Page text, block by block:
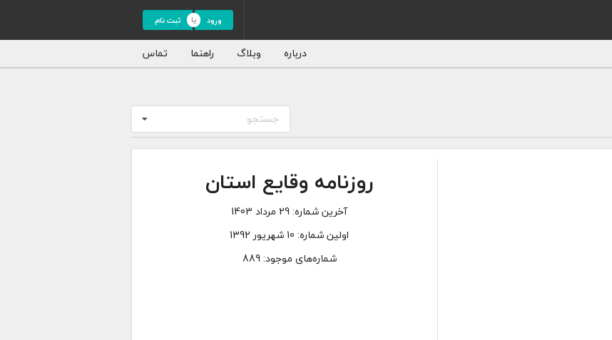
ورود ثبت نام
درباره وبلاگ راهنما تماس
جستجو
روزنامه وقایع‌ استان
آخرین شماره:29 مرداد 1403
اولین شماره: 10 شهریور 1392
شماره‌های موجود: 889